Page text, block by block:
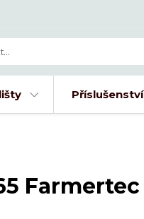
Příslušenství
Farmertec